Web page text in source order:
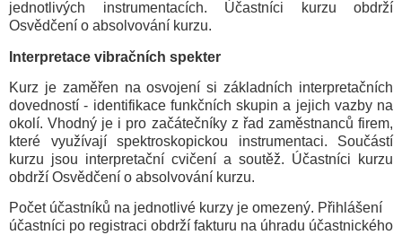
jednotlivých instrumentacích. Účastníci kurzu obdrží
Osvědčení o absolvování kurzu.
Interpretace vibračních spekter
Kurz je zaměřen na osvojení si základních interpretačních
dovedností - identifikace funkčních skupin a jejich vazby na
okolí. Vhodný je i pro začátečníky z řad zaměstnanců firem,
které využívají spektroskopickou instrumentaci. Součástí
kurzu jsou interpretační cvičení a soutěž. Účastníci kurzu
obdrží Osvědčení o absolvování kurzu.
Počet účastníků na jednotlivé kurzy je omezený. Přihlášení
účastníci po registraci obdrží fakturu na úhradu účastnického